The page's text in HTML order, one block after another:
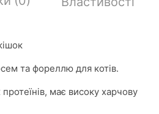
та фореллю для котів.
має високу харчову